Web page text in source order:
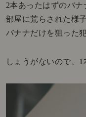
2本あったはずのバナ
部屋に荒らされた様
バナナだけを狙った
しょうがないので、1